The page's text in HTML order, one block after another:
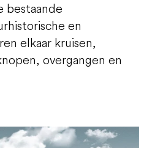
bestaande
en
elkaar kruisen,
overgangen en